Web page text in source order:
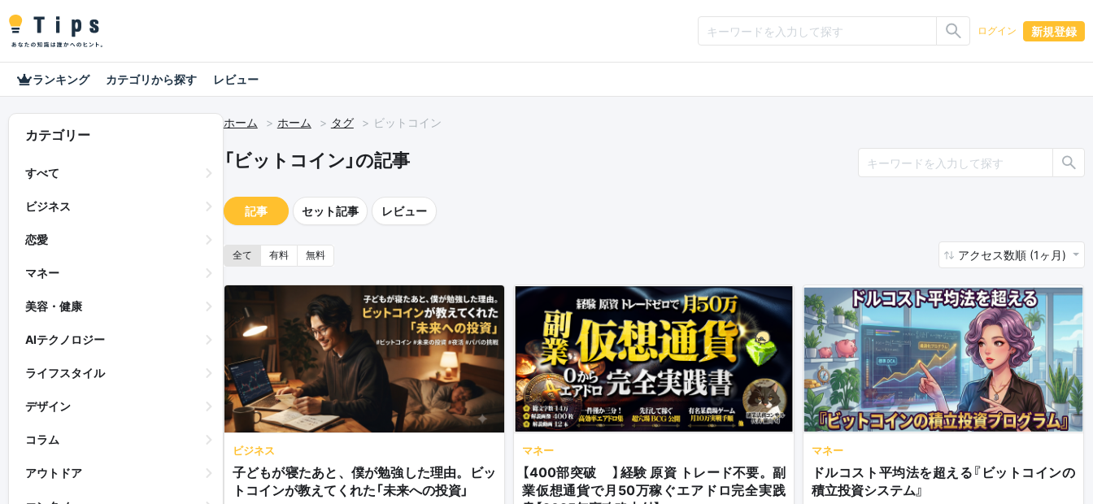
ログイン 新規登録
ランキング カテゴリから探す レビュー
カテゴリー
すべて
ビジネス
恋愛
マネー
美容・健康
AIテクノロジー
ライフスタイル
デザイン
コラム
アウトドア
ホーム ホーム タグ ビットコイン
「ビットコイン」の記事
記事 セット記事 レビュー
全て 有料 無料 アクセス数順 (1ヶ月)
ビジネス
子どもが寝たあと、僕が勉強した理由。ビッ
トコインが教えてくれた「未来への投資」
マネー
【400部突破🎉】経験 原資 トレード不要。副
業仮想通貨で月50万稼ぐエアドロ完全実践
マネー
ドルコスト平均法を超える『ビットコインの
積立投資システム』